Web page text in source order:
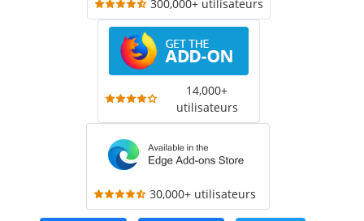
300,000+ utilisateurs
14,000+
utilisateurs
30,000+ utilisateurs